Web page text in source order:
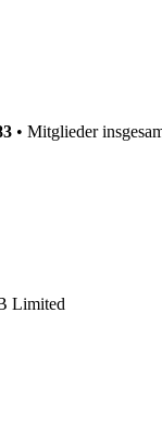
• Mitglieder
Limited